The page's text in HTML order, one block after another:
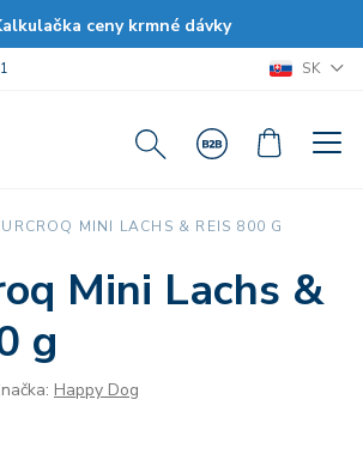
ceny krmné dávky
SK
MINI LACHS & REIS 800 G
Mini Lachs &
g
Happy Dog